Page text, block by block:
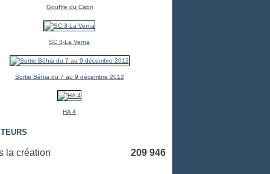
Gouffre du Cabri
SC 3-La Verna
Sortie Béhia du 7 au 9 décembre 2012
HA 4
la création 209 946